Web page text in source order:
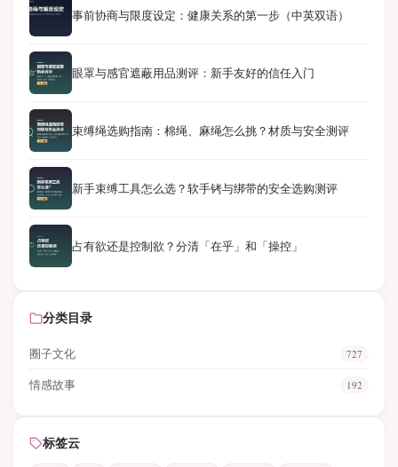
事前协商与限度设定：健康关系的第一步（中英双语）
眼罩与感官遮蔽用品测评：新手友好的信任入门
束缚绳选购指南：棉绳、麻绳怎么挑？材质与安全测评
新手束缚工具怎么选？软手铐与绑带的安全选购测评
占有欲还是控制欲？分清「在乎」和「操控」
分类目录
圈子文化 727
情感故事 192
标签云